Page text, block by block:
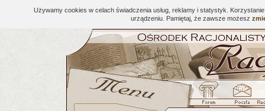
Używamy cookies w celach świadczenia usług, reklamy i statystyk.
urządzeniu. Pamiętaj, że zawsze możesz